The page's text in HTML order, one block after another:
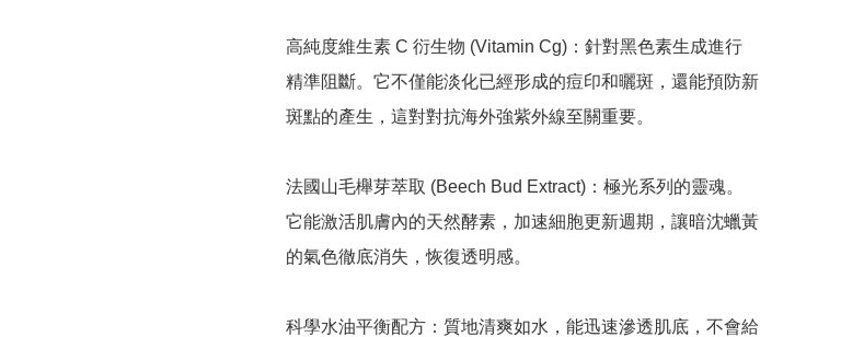
高純度維生素 C 衍生物 (Vitamin Cg)：針對黑色素生成進行
精準阻斷。它不僅能淡化已經形成的痘印和曬斑，還能預防新
斑點的產生，這對對抗海外強紫外線至關重要。
法國山毛櫸芽萃取 (Beech Bud Extract)：極光系列的靈魂。
它能激活肌膚內的天然酵素，加速細胞更新週期，讓暗沈蠟黃
的氣色徹底消失，恢復透明感。
科學水油平衡配方：質地清爽如水，能迅速滲透肌底，不會給